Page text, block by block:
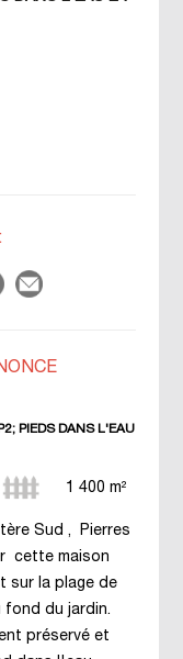
PIEDS DANS L'EAU
1 400 m²
Sud , Pierres
cette maison
sur la plage de
du jardin.
préservé et